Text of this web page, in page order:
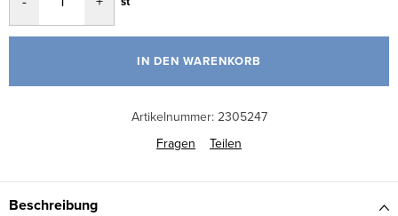
IN DEN WARENKORB
Artikelnummer: 2305247
Fragen
Teilen
Beschreibung